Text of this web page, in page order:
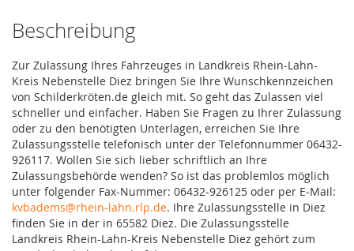
Beschreibung
Zur Zulassung Ihres Fahrzeuges in Landkreis Rhein-Lahn-
Kreis Nebenstelle Diez bringen Sie Ihre Wunschkennzeichen
von Schilderkröten.de gleich mit. So geht das Zulassen viel
schneller und einfacher. Haben Sie Fragen zu Ihrer Zulassung
oder zu den benötigten Unterlagen, erreichen Sie Ihre
Zulassungsstelle telefonisch unter der Telefonnummer 06432-
926117. Wollen Sie sich lieber schriftlich an Ihre
Zulassungsbehörde wenden? So ist das problemlos möglich
unter folgender Fax-Nummer: 06432-926125 oder per E-Mail:
kvbadems@rhein-lahn.rlp.de. Ihre Zulassungsstelle in Diez
finden Sie in der in 65582 Diez. Die Zulassungsstelle
Landkreis Rhein-Lahn-Kreis Nebenstelle Diez gehört zum